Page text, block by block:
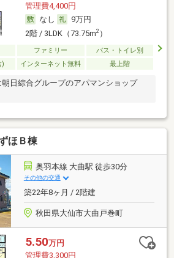
管理費4,400円
なし
9万円
2階 / 3LDK（73.75m2）
ファミリー
バス・トイレ別
)
インターネット無料 最上階
日綜合グループのアパマンショップ
ほＢ棟
奥羽本線 大曲駅 徒歩30分
その他の交通
築22年8ヶ月 / 2階建
秋田県大仙市大曲戸巻町
5.50万円
管理費3,300円